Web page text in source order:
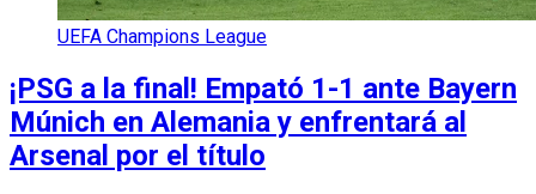
UEFA Champions League
¡PSG a la final! Empató 1-1 ante Bayern
Múnich en Alemania y enfrentará al
Arsenal por el título